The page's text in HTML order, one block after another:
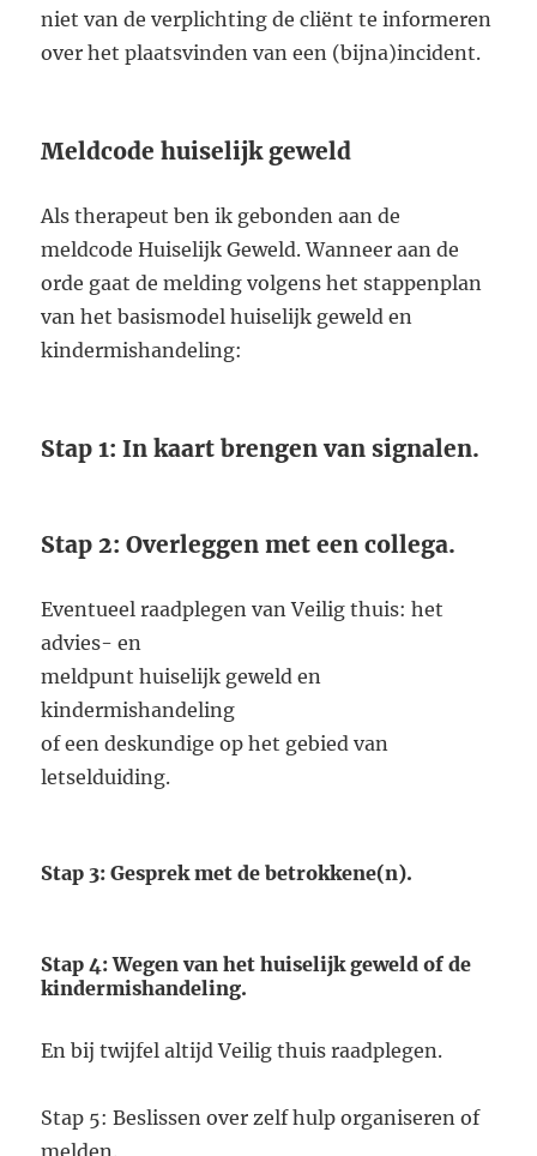
niet van de verplichting de cliënt te informeren
over het plaatsvinden van een (bijna)incident.
Meldcode huiselijk geweld
Als therapeut ben ik gebonden aan de
meldcode Huiselijk Geweld. Wanneer aan de
orde gaat de melding volgens het stappenplan
van het basismodel huiselijk geweld en
kindermishandeling:
Stap 1: In kaart brengen van signalen.
Stap 2: Overleggen met een collega.
Eventueel raadplegen van Veilig thuis: het
advies- en
meldpunt huiselijk geweld en
kindermishandeling
of een deskundige op het gebied van
letselduiding.
Stap 3: Gesprek met de betrokkene(n).
Stap 4: Wegen van het huiselijk geweld of de
kindermishandeling.
En bij twijfel altijd Veilig thuis raadplegen.
Stap 5: Beslissen over zelf hulp organiseren of
melden.